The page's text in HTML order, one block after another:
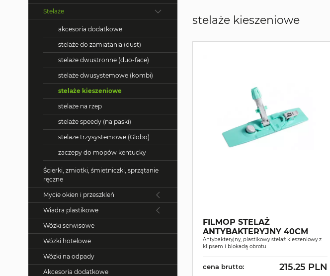
Stelaże
akcesoria dodatkowe
stelaże do zamiatania (dust)
stelaże dwustronne (duo-face)
stelaże dwusystemowe (kombi)
stelaże kieszeniowe
stelaże na rzep
stelaże speedy (na paski)
stelaże trzysystemowe (Globo)
zaczepy do mopów kentucky
Ścierki, zmiotki, śmietniczki, sprzątanie
ręczne
Mycie okien i przeszkleń
Wiadra plastikowe
Wózki serwisowe
Wózki hotelowe
Wózki na odpady
Akcesoria dodatkowe
stelaże kieszeniowe
FILMOP STELAŻ
ANTYBAKTERYJNY 40CM
Antybakteryjny, plastikowy stelaż kieszeniowy z
klipsem i blokadą obrotu
cena brutto: 215.25 PLN